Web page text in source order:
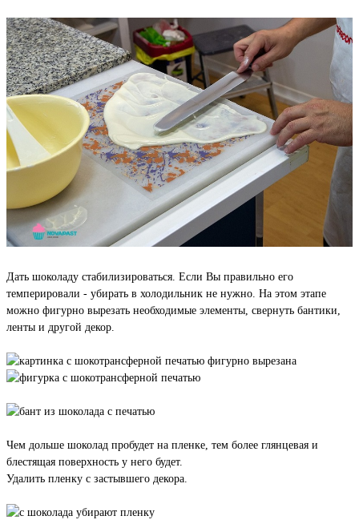
Дать шоколаду стабилизироваться. Если Вы правильно его
темперировали - убирать в холодильник не нужно. На этом этапе
можно фигурно вырезать необходимые элементы, свернуть бантики,
ленты и другой декор.
Чем дольше шоколад пробудет на пленке, тем более глянцевая и
блестящая поверхность у него будет.
Удалить пленку с застывшего декора.